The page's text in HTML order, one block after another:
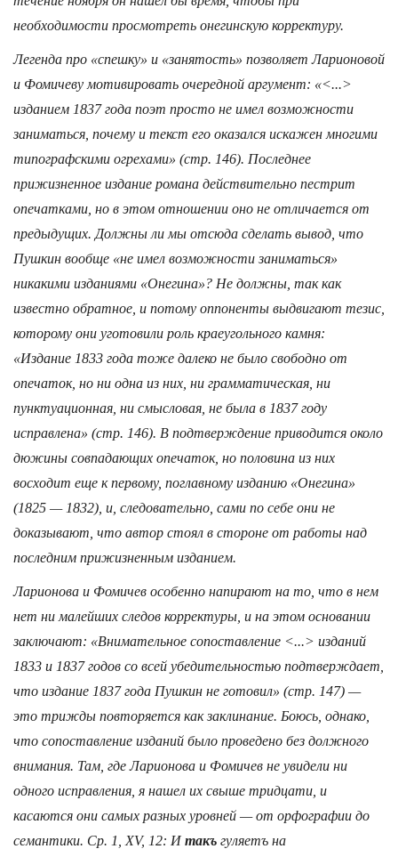
необходимости просмотреть онегинскую корректуру.
Легенда про «спешку» и «занятость» позволяет Ларионовой
и Фомичеву мотивировать очередной аргумент: «<...>
изданием 1837 года поэт просто не имел возможности
заниматься, почему и текст его оказался искажен многими
типографскими огрехами» (стр. 146). Последнее
прижизненное издание романа действительно пестрит
опечатками, но в этом отношении оно не отличается от
предыдущих. Должны ли мы отсюда сделать вывод, что
Пушкин вообще «не имел возможности заниматься»
никакими изданиями «Онегина»? Не долж­ны, так как
известно обратное, и потому оппоненты выдвигают тезис,
которому они уготовили роль краеугольного камня:
«Издание 1833 года тоже далеко не было свободно от
опечаток, но ни одна из них, ни грамматическая, ни
пунктуационная, ни смысловая, не была в 1837 году
исправлена» (стр. 146). В подтверждение приводится около
дюжины совпадающих опечаток, но половина из них
восходит еще к первому, поглавному изданию «Онегина»
(1825 — 1832), и, следовательно, сами по себе они не
доказывают, что автор стоял в стороне от работы над
последним прижизненным изданием.
Ларионова и Фомичев особенно напирают на то, что в нем
нет ни малейших следов корректуры, и на этом основании
заключают: «Внимательное сопоставление <...> изданий
1833 и 1837 годов со всей убедительностью подтверждает,
что издание 1837 года Пушкин не готовил» (стр. 147) —
это трижды повторяется как заклинание. Боюсь, однако,
что сопоставление изданий было проведено без должного
внимания. Там, где Ларионова и Фомичев не увидели ни
одного исправления, я нашел их свыше тридцати, и
касаются они самых разных уровней — от орфографии до
семантики. Ср. 1, XV, 12: Итакъ гуляетъ на